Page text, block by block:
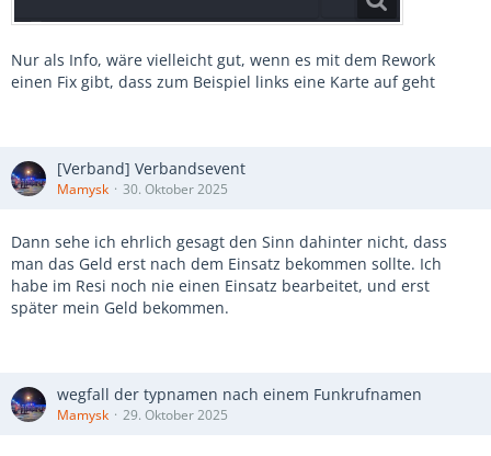
Nur als Info, wäre vielleicht gut, wenn es mit dem Rework
einen Fix gibt, dass zum Beispiel links eine Karte auf geht
[Verband] Verbandsevent
Mamysk 30. Oktober 2025
Dann sehe ich ehrlich gesagt den Sinn dahinter nicht, dass
man das Geld erst nach dem Einsatz bekommen sollte. Ich
habe im Resi noch nie einen Einsatz bearbeitet, und erst
später mein Geld bekommen.
wegfall der typnamen nach einem Funkrufnamen
Mamysk 29. Oktober 2025